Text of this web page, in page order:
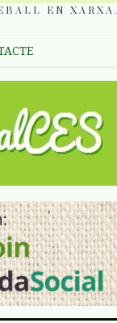
EN XARXA.